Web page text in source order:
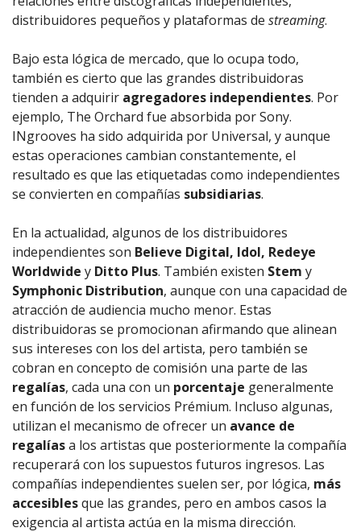
distribuidores pequeños y plataformas de streaming.
Bajo esta lógica de mercado, que lo ocupa todo,
también es cierto que las grandes distribuidoras
tienden a adquirir agregadores independientes. Por
ejemplo, The Orchard fue absorbida por Sony.
INgrooves ha sido adquirida por Universal, y aunque
estas operaciones cambian constantemente, el
resultado es que las etiquetadas como independientes
se convierten en compañías subsidiarias.
En la actualidad, algunos de los distribuidores
independientes son Believe Digital, Idol, Redeye
Worldwide y Ditto Plus. También existen Stem y
Symphonic Distribution, aunque con una capacidad de
atracción de audiencia mucho menor. Estas
distribuidoras se promocionan afirmando que alinean
sus intereses con los del artista, pero también se
cobran en concepto de comisión una parte de las
regalías, cada una con un porcentaje generalmente
en función de los servicios Prémium. Incluso algunas,
utilizan el mecanismo de ofrecer un avance de
regalíasa los artistas que posteriormente la compañía
recuperará con los supuestos futuros ingresos. Las
compañías independientes suelen ser, por lógica, más
accesiblesque las grandes, pero en ambos casos la
exigencia al artista actúa en la misma dirección.